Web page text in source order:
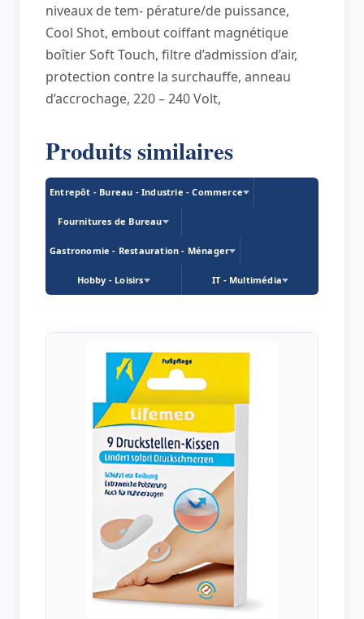
niveaux de tem- pérature/de puissance,
Cool Shot, embout coiffant magnétique
boîtier Soft Touch, filtre d’admission d’air,
protection contre la surchauffe, anneau
d’accrochage, 220 – 240 Volt,
Produits similaires
Entrepôt - Bureau - Industrie - Commerce
Fournitures de Bureau
Gastronomie - Restauration - Ménager
Hobby - Loisirs IT - Multimédia